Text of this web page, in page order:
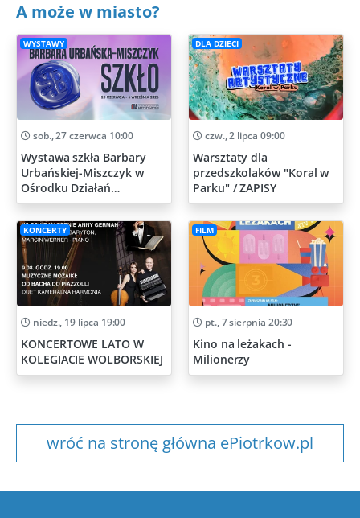
A może w miasto?
WYSTAWY
sob., 27 czerwca 10:00
Wystawa szkła Barbary
Urbańskiej-Miszczyk w
Ośrodku Działań
Artystycznych
DLA DZIECI
czw., 2 lipca 09:00
Warsztaty dla
przedszkolaków "Koral w
Parku" / ZAPISY
KONCERTY
niedz., 19 lipca 19:00
KONCERTOWE LATO W
KOLEGIACIE WOLBORSKIEJ
FILM
pt., 7 sierpnia 20:30
Kino na leżakach -
Milionerzy
wróć na stronę główna ePiotrkow.pl